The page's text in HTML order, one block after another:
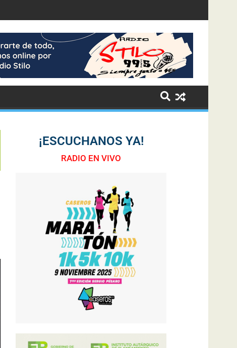
¡ESCUCHANOS YA!
RADIO EN VIVO